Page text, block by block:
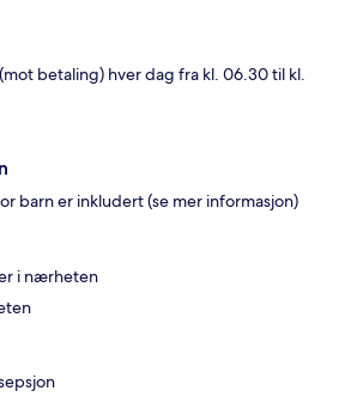
betaling) hver dag fra kl. 06.30 til kl.
barn er inkludert (se mer informasjon)
i nærheten